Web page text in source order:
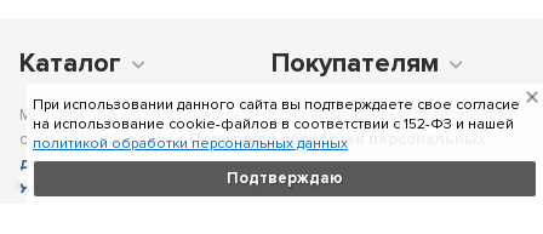
При использовании данного сайта вы подтверждаете свое согласие
на использование cookie-файлов в соответствии c 152-ФЗ и нашей
политикой обработки персональных данных
Подтверждаю
Каталог Покупателям
Мы получаем и обрабатываем персональные данные посетителей
сайта в соответствии с Политикой обработки персональных
данных, в том числе с использованием сервиса аналитики
Яндекс.Метрика
. Отправка персональных данных с помощью